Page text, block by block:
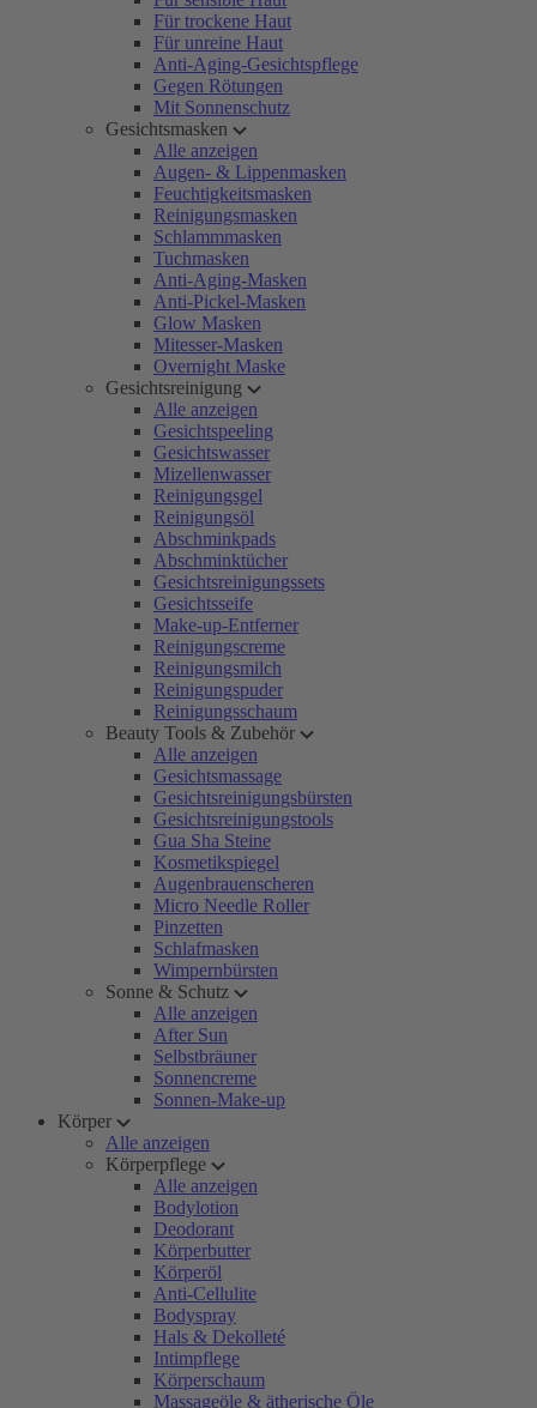
Für trockene Haut
Für unreine Haut
Anti-Aging-Gesichtspflege
Gegen Rötungen
Mit Sonnenschutz
Gesichtsmasken
Alle anzeigen
Augen- & Lippenmasken
Feuchtigkeitsmasken
Reinigungsmasken
Schlammmasken
Tuchmasken
Anti-Aging-Masken
Anti-Pickel-Masken
Glow Masken
Mitesser-Masken
Overnight Maske
Gesichtsreinigung
Alle anzeigen
Gesichtspeeling
Gesichtswasser
Mizellenwasser
Reinigungsgel
Reinigungsöl
Abschminkpads
Abschminktücher
Gesichtsreinigungssets
Gesichtsseife
Make-up-Entferner
Reinigungscreme
Reinigungsmilch
Reinigungspuder
Reinigungsschaum
Beauty Tools & Zubehör
Alle anzeigen
Gesichtsmassage
Gesichtsreinigungsbürsten
Gesichtsreinigungstools
Gua Sha Steine
Kosmetikspiegel
Augenbrauenscheren
Micro Needle Roller
Pinzetten
Schlafmasken
Wimpernbürsten
Sonne & Schutz
Alle anzeigen
After Sun
Selbstbräuner
Sonnencreme
Sonnen-Make-up
Körper
Alle anzeigen
Körperpflege
Alle anzeigen
Bodylotion
Deodorant
Körperbutter
Körperöl
Anti-Cellulite
Bodyspray
Hals & Dekolleté
Intimpflege
Körperschaum
Massageöle & ätherische Öle